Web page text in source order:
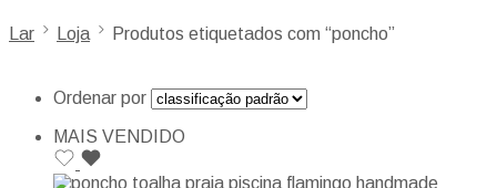
Lar Loja Produtos etiquetados com “poncho”
Ordenar por
MAIS VENDIDO